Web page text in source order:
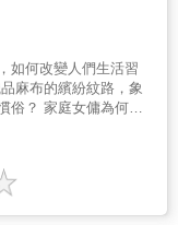
」（blockade）古巴
戰慘烈的「列寧格勒
激怒俄方。俄文譯法
解除的關鍵？ & 《鋼
球五大洲的廣闊範
風起雲湧的重要年
在其中發揮影響，甚
於譯者如何改變世
的作品。 讀者從書中
人物，也一窺他們轉
關係或許因而更難有
民間乃至於清廷難掩
，為洋行、傳教士工
徒？居中調解者？ 還
少人因翻譯工作而血
戰敗，納粹都沒得到
－德語譯者從未給希
立場為何、說過哪些
如何改變人們生活習
傭為何既
代的歡愉享樂？ 當
「最偉大的小書」!